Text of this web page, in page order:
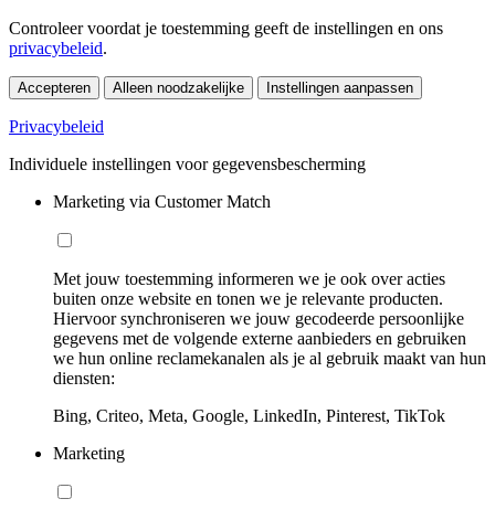
Controleer voordat je toestemming geeft de instellingen en ons
privacybeleid.
Accepteren Alleen noodzakelijke Instellingen aanpassen
Privacybeleid
Individuele instellingen voor gegevensbescherming
Marketing via Customer Match
Met jouw toestemming informeren we je ook over acties
buiten onze website en tonen we je relevante producten.
Hiervoor synchroniseren we jouw gecodeerde persoonlijke
gegevens met de volgende externe aanbieders en gebruiken
we hun online reclamekanalen als je al gebruik maakt van hun
diensten:
Bing, Criteo, Meta, Google, LinkedIn, Pinterest, TikTok
Marketing